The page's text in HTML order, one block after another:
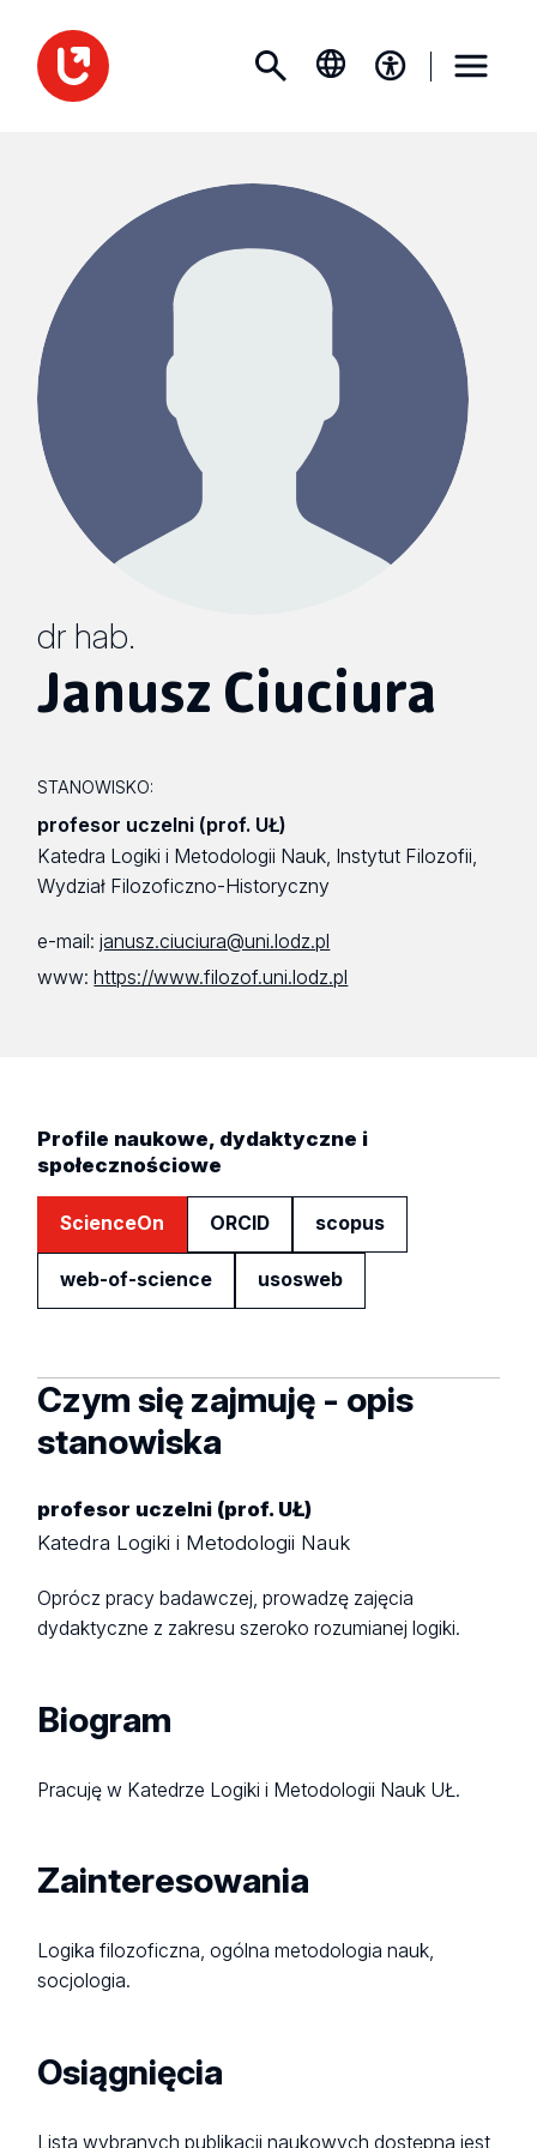
dr hab.
Janusz Ciuciura
STANOWISKO:
profesor uczelni (prof. UŁ)
Katedra Logiki i Metodologii Nauk, Instytut Filozofii,
Wydział Filozoficzno-Historyczny
e-mail:janusz.ciuciura@uni.lodz.pl
www:https://www.filozof.uni.lodz.pl
Profile naukowe, dydaktyczne i
społecznościowe
ScienceOn ORCID scopus
web-of-science usosweb
Czym się zajmuję - opis
stanowiska
profesor uczelni (prof. UŁ)
Katedra Logiki i Metodologii Nauk
Oprócz pracy badawczej, prowadzę zajęcia
dydaktyczne z zakresu szeroko rozumianej logiki.
Biogram
Pracuję w Katedrze Logiki i Metodologii Nauk UŁ.
Zainteresowania
Logika filozoficzna, ogólna metodologia nauk,
socjologia.
Osiągnięcia
Lista wybranych publikacji naukowych dostępna jest